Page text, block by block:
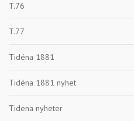
T.76
T.77
Tidéna 1881
Tidéna 1881 nyhet
Tidena nyheter